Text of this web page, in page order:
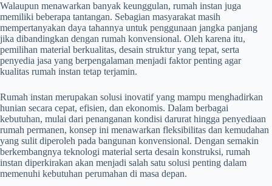
Walaupun menawarkan banyak keunggulan, rumah instan juga
memiliki beberapa tantangan. Sebagian masyarakat masih
mempertanyakan daya tahannya untuk penggunaan jangka panjang
jika dibandingkan dengan rumah konvensional. Oleh karena itu,
pemilihan material berkualitas, desain struktur yang tepat, serta
penyedia jasa yang berpengalaman menjadi faktor penting agar
kualitas rumah instan tetap terjamin.
Rumah instan merupakan solusi inovatif yang mampu menghadirkan
hunian secara cepat, efisien, dan ekonomis. Dalam berbagai
kebutuhan, mulai dari penanganan kondisi darurat hingga penyediaan
rumah permanen, konsep ini menawarkan fleksibilitas dan kemudahan
yang sulit diperoleh pada bangunan konvensional. Dengan semakin
berkembangnya teknologi material serta desain konstruksi, rumah
instan diperkirakan akan menjadi salah satu solusi penting dalam
memenuhi kebutuhan perumahan di masa depan.